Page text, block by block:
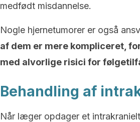
medfødt misdannelse.
Nogle hjernetumorer er også
af dem er mere kompliceret,
med alvorlige risici for
Behandling af
Når læger opdager et